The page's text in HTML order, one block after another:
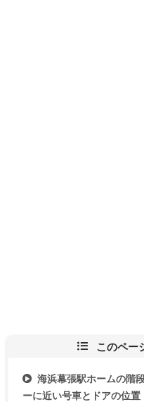
このペー
海浜幕張駅ホームの階
ーに近い号車とドアの位置